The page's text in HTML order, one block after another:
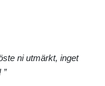
ni utmärkt, inget